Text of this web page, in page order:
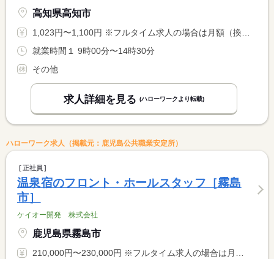
高知県高知市
1,023円〜1,100円 ※フルタイム求人の場合は月額（換算額）、パート求人の場合は時間額を表示しています。
就業時間１ 9時00分〜14時30分
その他
求人詳細を見る (ハローワークより転載)
ハローワーク求人（掲載元：鹿児島公共職業安定所）
正社員
温泉宿のフロント・ホールスタッフ［霧島
市］
ケイオー開発 株式会社
鹿児島県霧島市
210,000円〜230,000円 ※フルタイム求人の場合は月額（換算額）、パート求人の場合は時間額を表示しています。